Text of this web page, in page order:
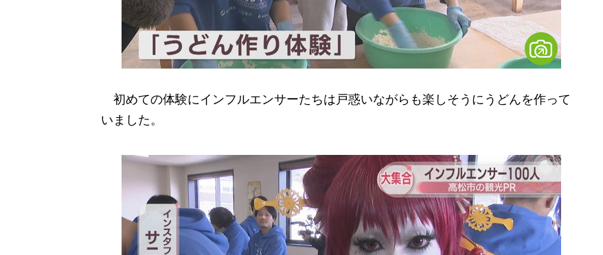
初めての体験にインフルエンサーたちは戸惑いながらも楽しそうにうどんを作って
いました。